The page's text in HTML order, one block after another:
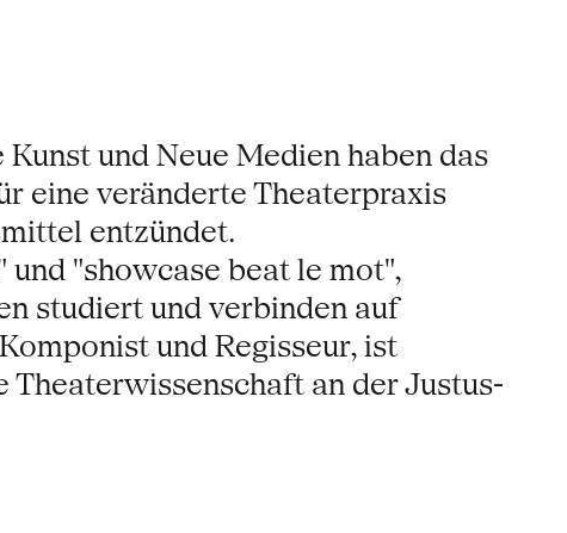
und Neue Medien haben das
eine veränderte Theaterpraxis
entzündet.
und "showcase beat le mot",
studiert und verbinden auf
und Regisseur, ist
an der Justus-